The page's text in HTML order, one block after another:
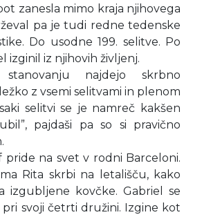
zanesla mimo kraja njihovega
pa je tudi redne tedenske
Do usodne 199. selitve. Po
izginil iz njihovih življenj.
najdejo skrbno
z vsemi selitvami in plenom
selitvi se je namreč kakšen
pajdaši pa so si pravično
pride na svet v rodni Barceloni.
Rita skrbi na letališču, kako
izgubljene kovčke. Gabriel se
svoji četrti družini. Izgine kot